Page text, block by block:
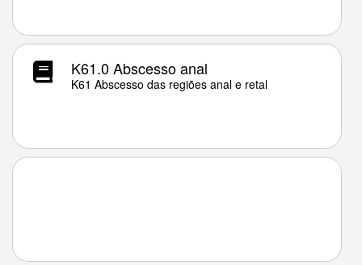
K61.0 Abscesso anal
K61 Abscesso das regiões anal e retal